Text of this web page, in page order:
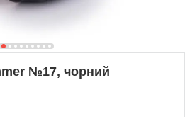
№17, чорний